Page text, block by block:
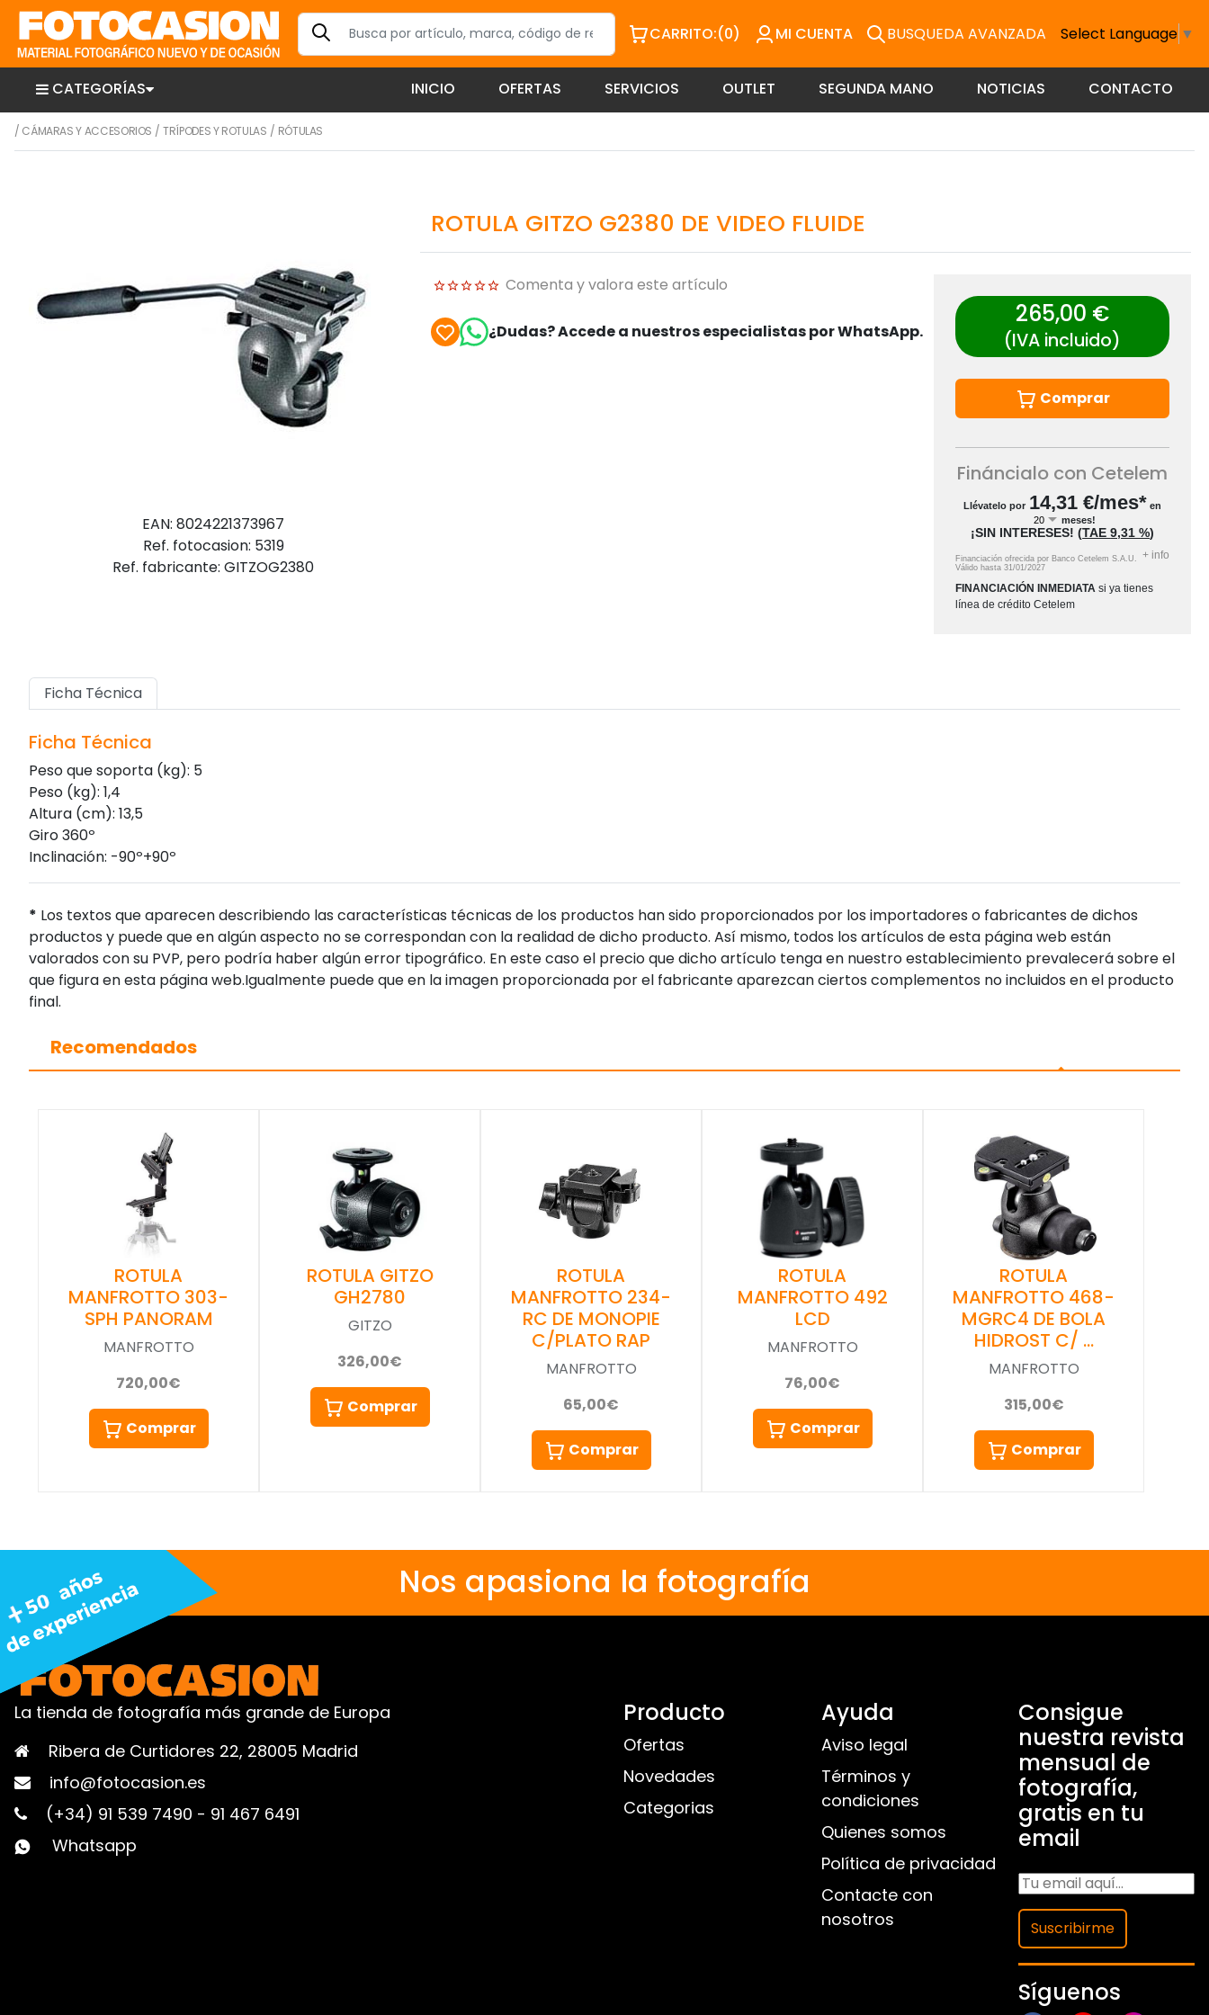
CARRITO:(0) MI CUENTA BUSQUEDA AVANZADA Select Language ▼
CATEGORÍAS INICIO OFERTAS SERVICIOS OUTLET SEGUNDA MANO NOTICIAS CONTACTO
/ CÁMARAS Y ACCESORIOS /TRÍPODES Y ROTULAS / RÓTULAS
EAN: 8024221373967
Ref. fotocasion: 5319
Ref. fabricante: GITZOG2380
ROTULA GITZO G2380 DE VIDEO FLUIDE
Comenta y valora este artículo
¿Dudas? Accede a nuestros especialistas por WhatsApp.
265,00 €
(IVA incluido)
Comprar
Fináncialo con Cetelem
Llévatelo por 14,31 €/mes* en
meses!
¡SIN INTERESES!(TAE9,31 %)
Financiación ofrecida por Banco Cetelem S.A.U.
Válido hasta31/01/2027
+ info
FINANCIACIÓN INMEDIATA si ya tienes
línea de crédito Cetelem
Ficha Técnica
Ficha Técnica
Peso que soporta (kg): 5
Peso (kg): 1,4
Altura (cm): 13,5
Giro 360º
Inclinación: -90º+90º
* Los textos que aparecen describiendo las características técnicas de los productos han sido proporcionados por los importadores o fabricantes de dichos
productos y puede que en algún aspecto no se correspondan con la realidad de dicho producto. Así mismo, todos los artículos de esta página web están
valorados con su PVP, pero podría haber algún error tipográfico. En este caso el precio que dicho artículo tenga en nuestro establecimiento prevalecerá sobre el
que figura en esta página web.Igualmente puede que en la imagen proporcionada por el fabricante aparezcan ciertos complementos no incluidos en el producto
final.
Recomendados
ROTULA
MANFROTTO 303-
SPH PANORAM
MANFROTTO
720,00€
Comprar
ROTULA GITZO
GH2780
GITZO
326,00€
Comprar
ROTULA
MANFROTTO 234-
RC DE MONOPIE
C/PLATO RAP
MANFROTTO
65,00€
Comprar
ROTULA
MANFROTTO 492
LCD
MANFROTTO
76,00€
Comprar
ROTULA
MANFROTTO 468-
MGRC4 DE BOLA
HIDROST C/ …
MANFROTTO
315,00€
Comprar
Nos apasiona la fotografía
La tienda de fotografía más grande de Europa
Ribera de Curtidores 22, 28005 Madrid
info@fotocasion.es
(+34) 91 539 7490 - 91 467 6491
Whatsapp
Producto
Ofertas
Novedades
Categorias
Ayuda
Aviso legal
Términos y
condiciones
Quienes somos
Política de privacidad
Contacte con
nosotros
Consigue
nuestra revista
mensual de
fotografía,
gratis en tu
email
Suscribirme
Síguenos